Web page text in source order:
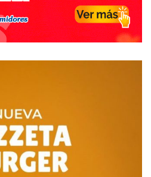
y recogió a Amadeo que
y, mientras se ande
podemos decir que el 9 de
al sur, tuvimos nuestro Día del